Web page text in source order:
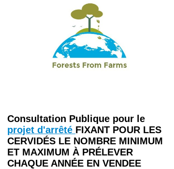
Consultation Publique pour le
projet d'arrêté FIXANT POUR LES
CERVIDÉS LE NOMBRE MINIMUM
ET MAXIMUM À PRÉLEVER
CHAQUE ANNÉE EN VENDEE